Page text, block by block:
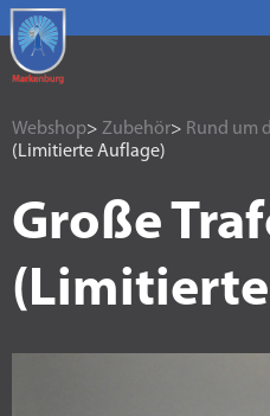
Webshop> Zubehör> Rund um
(Limitierte Auflage)
Große